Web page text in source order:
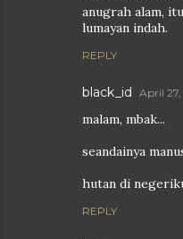
anugrah alam,
lumayan indah.
REPLY
black_id April
malam, mbak...
seandainya
hutan di
REPLY